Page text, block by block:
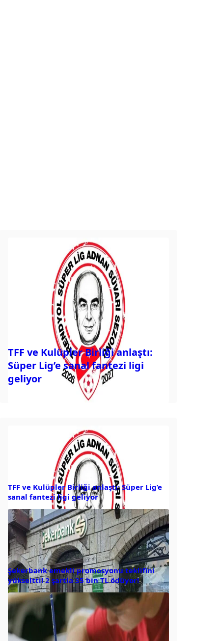
TFF ve Kulüpler Birliği anlaştı:
Süper Lig’e sanal fantezi ligi
geliyor
TFF ve Kulüpler Birliği anlaştı: Süper Lig’e
sanal fantezi ligi geliyor
Şekerbank emekli promosyonu teklifini
yükseltti! 2 şartla 35 bin TL ödüyor!